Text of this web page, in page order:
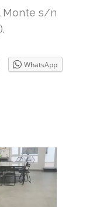
Monte s/n
WhatsApp